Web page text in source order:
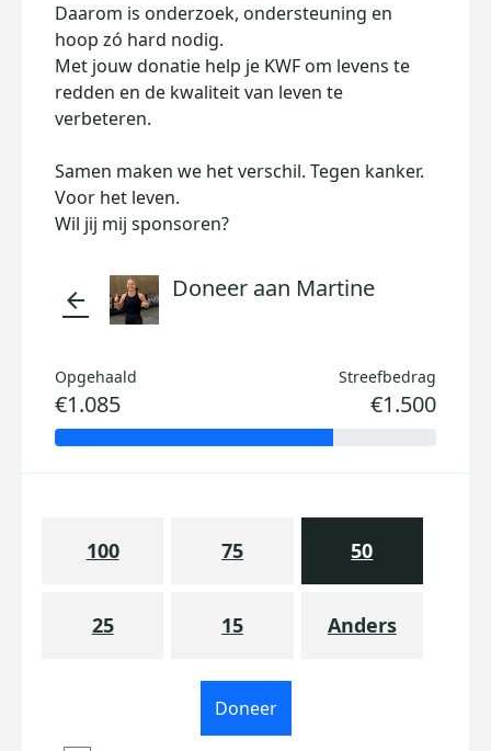
Daarom is onderzoek, ondersteuning en
hoop zó hard nodig.
Met jouw donatie help je KWF om levens te
redden en de kwaliteit van leven te
verbeteren.
Samen maken we het verschil. Tegen kanker.
Voor het leven.
Wil jij mij sponsoren?
arrow_back Doneer aan Martine
Opgehaald
€1.085
Streefbedrag
€1.500
100 75 50
25 15 Anders
Doneer